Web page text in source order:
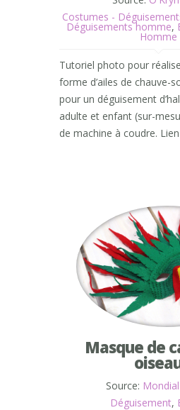
Costumes -
Déguisements homme,
Homme
Tutoriel photo pour
forme d’ailes de chauve-
pour un déguisement
adulte et enfant (sur-
de machine à coudre. Lien
Masque de
Source:
Déguisement,